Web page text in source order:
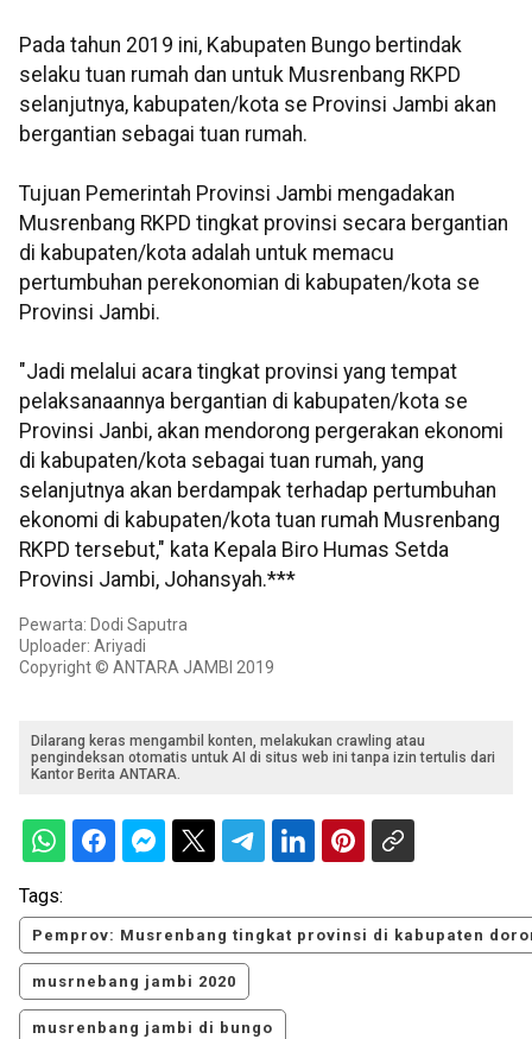
Pada tahun 2019 ini, Kabupaten Bungo bertindak
selaku tuan rumah dan untuk Musrenbang RKPD
selanjutnya, kabupaten/kota se Provinsi Jambi akan
bergantian sebagai tuan rumah.
Tujuan Pemerintah Provinsi Jambi mengadakan
Musrenbang RKPD tingkat provinsi secara bergantian
di kabupaten/kota adalah untuk memacu
pertumbuhan perekonomian di kabupaten/kota se
Provinsi Jambi.
"Jadi melalui acara tingkat provinsi yang tempat
pelaksanaannya bergantian di kabupaten/kota se
Provinsi Janbi, akan mendorong pergerakan ekonomi
di kabupaten/kota sebagai tuan rumah, yang
selanjutnya akan berdampak terhadap pertumbuhan
ekonomi di kabupaten/kota tuan rumah Musrenbang
RKPD tersebut," kata Kepala Biro Humas Setda
Provinsi Jambi, Johansyah.***
Pewarta: Dodi Saputra
Uploader: Ariyadi
Copyright © ANTARA JAMBI 2019
Dilarang keras mengambil konten, melakukan crawling atau
pengindeksan otomatis untuk AI di situs web ini tanpa izin tertulis dari
Kantor Berita ANTARA.
Tags:
Pemprov: Musrenbang tingkat provinsi di kabupaten
musrnebang jambi 2020
musrenbang jambi di bungo